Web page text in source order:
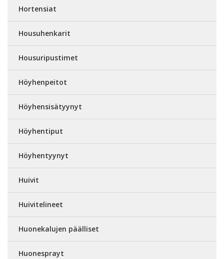
Hortensiat
Housuhenkarit
Housuripustimet
Höyhenpeitot
Höyhensisätyynyt
Höyhentiput
Höyhentyynyt
Huivit
Huivitelineet
Huonekalujen päälliset
Huonesprayt